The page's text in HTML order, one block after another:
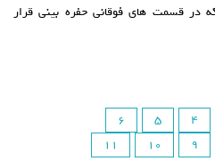
در قسمت های فوقانی حفره بینی قرار
4
5
6
9
10
11